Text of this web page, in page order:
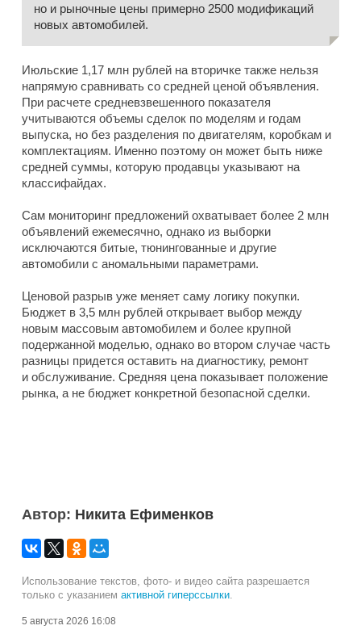
но и рыночные цены примерно 2500 модификаций
новых автомобилей.
Июльские 1,17 млн рублей на вторичке также нельзя
напрямую сравнивать со средней ценой объявления.
При расчете средневзвешенного показателя
учитываются объемы сделок по моделям и годам
выпуска, но без разделения по двигателям, коробкам и
комплектациям. Именно поэтому он может быть ниже
средней суммы, которую продавцы указывают на
классифайдах.
Сам мониторинг предложений охватывает более 2 млн
объявлений ежемесячно, однако из выборки
исключаются битые, тюнингованные и другие
автомобили с аномальными параметрами.
Ценовой разрыв уже меняет саму логику покупки.
Бюджет в 3,5 млн рублей открывает выбор между
новым массовым автомобилем и более крупной
подержанной моделью, однако во втором случае часть
разницы придется оставить на диагностику, ремонт
и обслуживание. Средняя цена показывает положение
рынка, а не бюджет конкретной безопасной сделки.
Автор: Никита Ефименков
Использование текстов, фото- и видео сайта разрешается
только с указанием активной гиперссылки
5 августа 2026 16:08